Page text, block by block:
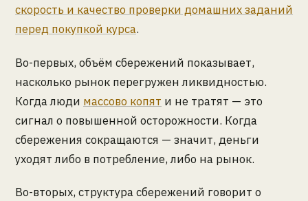
скорость и качество проверки домашних заданий
перед покупкой курса.
Во-первых, объём сбережений показывает,
насколько рынок перегружен ликвидностью.
Когда люди массово копят и не тратят — это
сигнал о повышенной осторожности. Когда
сбережения сокращаются — значит, деньги
уходят либо в потребление, либо на рынок.
Во-вторых, структура сбережений говорит о